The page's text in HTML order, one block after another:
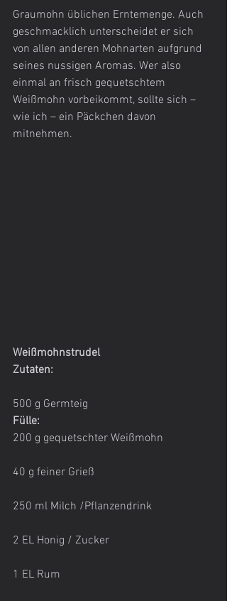
Graumohn üblichen Erntemenge. Auch
geschmacklich unterscheidet er sich
von allen anderen Mohnarten aufgrund
seines nussigen Aromas. Wer also
einmal an frisch gequetschtem
Weißmohn vorbeikommt, sollte sich –
wie ich – ein Päckchen davon
mitnehmen.
Weißmohnstrudel
Zutaten:
500 g Germteig
Fülle:
200 g gequetschter Weißmohn
40 g feiner Grieß
250 ml Milch /Pflanzendrink
2 EL Honig / Zucker
1 EL Rum